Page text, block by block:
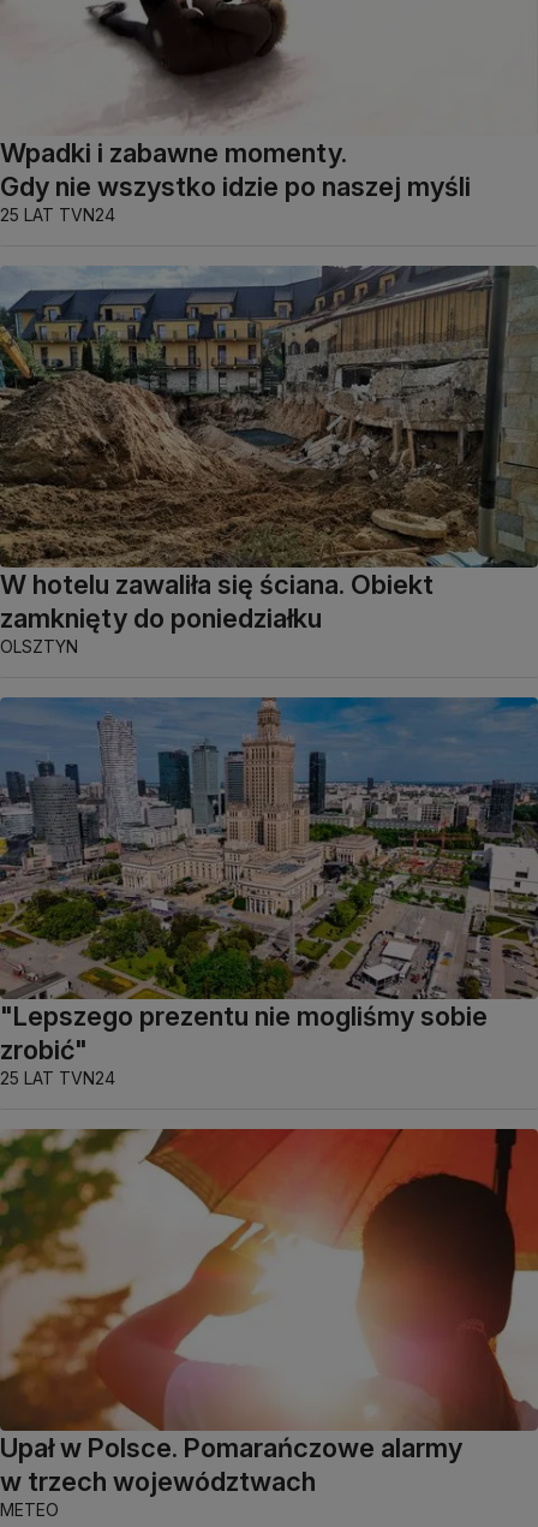
Wpadki i zabawne momenty.
Gdy nie wszystko idzie po naszej myśli
25 LAT TVN24
W hotelu zawaliła się ściana. Obiekt
zamknięty do poniedziałku
OLSZTYN
"Lepszego prezentu nie mogliśmy sobie
zrobić"
25 LAT TVN24
Upał w Polsce. Pomarańczowe alarmy
w trzech województwach
METEO